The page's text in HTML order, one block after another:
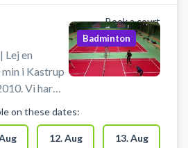
Book a court
Lej en
i Kastrup
Vi har
og
hos
Badminton
on these dates:
12. Aug 13. Aug